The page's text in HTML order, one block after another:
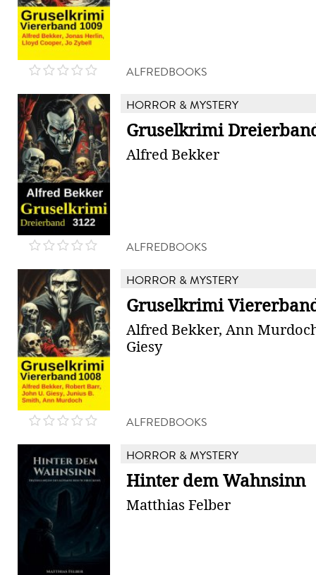
ALFREDBOOKS
HORROR & MYSTERY
Gruselkrimi
Alfred Bekker
ALFREDBOOKS
HORROR & MYSTERY
Gruselkrimi
Alfred Bekker, Ann
Giesy
ALFREDBOOKS
HORROR & MYSTERY
Hinter dem Wahnsinn
Matthias Felber